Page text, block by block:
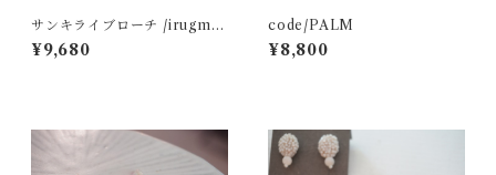
サンキライブローチ /irugmo
d
¥9,680
code/PALM
¥8,800